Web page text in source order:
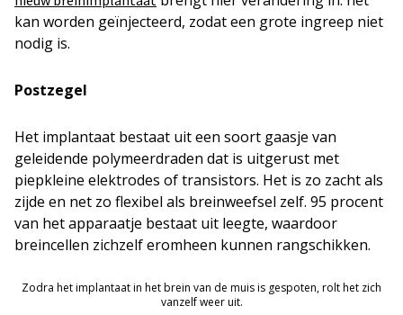
kan worden geïnjecteerd, zodat een grote ingreep niet
nodig is.
Postzegel
Het implantaat bestaat uit een soort gaasje van
geleidende polymeerdraden dat is uitgerust met
piepkleine elektrodes of transistors. Het is zo zacht als
zijde en net zo flexibel als breinweefsel zelf. 95 procent
van het apparaatje bestaat uit leegte, waardoor
breincellen zichzelf eromheen kunnen rangschikken.
Zodra het implantaat in het brein van de muis is gespoten, rolt het zich
vanzelf weer uit.